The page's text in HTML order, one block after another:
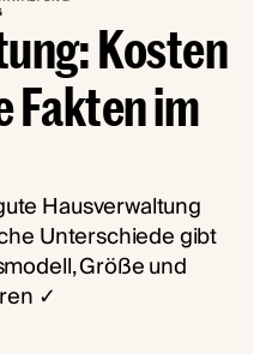
Kosten
Fakten im